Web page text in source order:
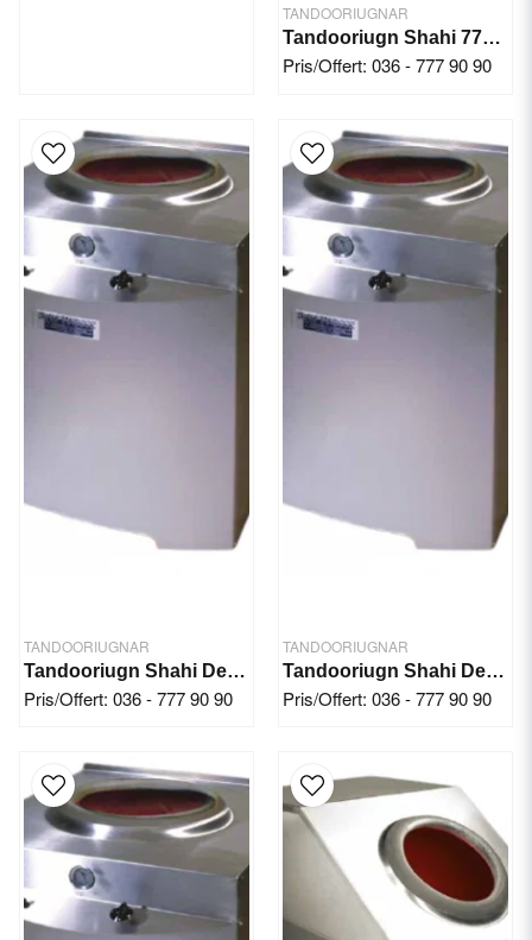
TANDOORIUGNAR
Tandooriugn Shahi 770x920 mm
Pris/Offert: 036 - 777 90 90
TANDOORIUGNAR
Tandooriugn Shahi Deluxe 770x920 mm
Pris/Offert: 036 - 777 90 90
TANDOORIUGNAR
Tandooriugn Shahi Deluxe 860x890 mm
Pris/Offert: 036 - 777 90 90